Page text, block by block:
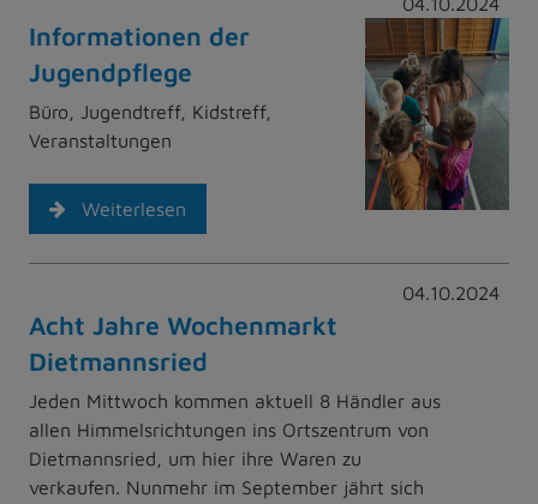
Informationen der
Jugendpflege
Büro, Jugendtreff, Kidstreff,
Veranstaltungen
Weiterlesen
04.10.2024
Acht Jahre Wochenmarkt
Dietmannsried
Jeden Mittwoch kommen aktuell 8 Händler aus
allen Himmelsrichtungen ins Ortszentrum von
Dietmannsried, um hier ihre Waren zu
verkaufen. Nunmehr im September jährt sich